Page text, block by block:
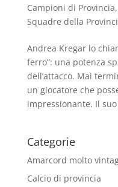
Campioni di Provincia,
Squadre della
Andrea Kregar lo
ferro”: una potenza
dell’attacco. Mai
un giocatore che
impressionante. Il
Categorie
Amarcord molto
Calcio di provincia